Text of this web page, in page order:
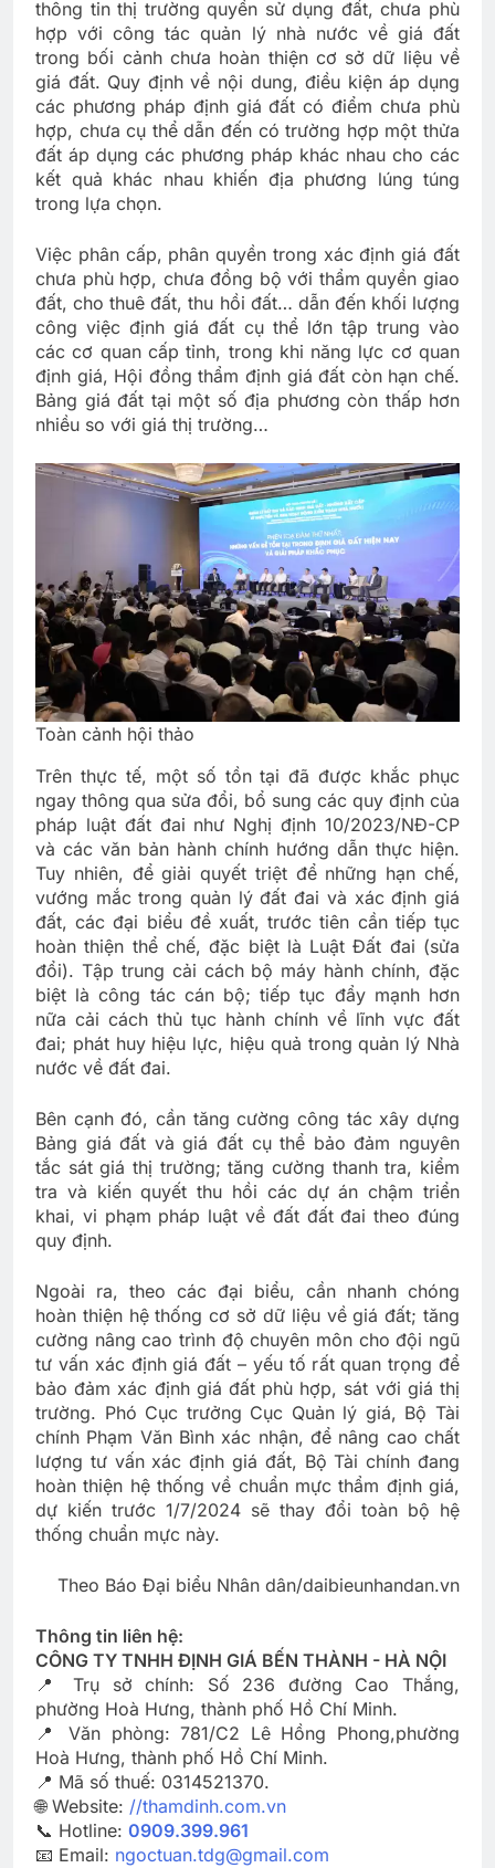
thông tin thị trường quyền sử dụng đất, chưa phù
hợp với công tác quản lý nhà nước về giá đất
trong bối cảnh chưa hoàn thiện cơ sở dữ liệu về
giá đất. Quy định về nội dung, điều kiện áp dụng
các phương pháp định giá đất có điểm chưa phù
hợp, chưa cụ thể dẫn đến có trường hợp một thửa
đất áp dụng các phương pháp khác nhau cho các
kết quả khác nhau khiến địa phương lúng túng
trong lựa chọn.
Việc phân cấp, phân quyền trong xác định giá đất
chưa phù hợp, chưa đồng bộ với thẩm quyền giao
đất, cho thuê đất, thu hồi đất… dẫn đến khối lượng
công việc định giá đất cụ thể lớn tập trung vào
các cơ quan cấp tỉnh, trong khi năng lực cơ quan
định giá, Hội đồng thẩm định giá đất còn hạn chế.
Bảng giá đất tại một số địa phương còn thấp hơn
nhiều so với giá thị trường…
Toàn cảnh hội thảo
Trên thực tế, một số tồn tại đã được khắc phục
ngay thông qua sửa đổi, bổ sung các quy định của
pháp luật đất đai như Nghị định 10/2023/NĐ-CP
và các văn bản hành chính hướng dẫn thực hiện.
Tuy nhiên, để giải quyết triệt để những hạn chế,
vướng mắc trong quản lý đất đai và xác định giá
đất, các đại biểu đề xuất, trước tiên cần tiếp tục
hoàn thiện thể chế, đặc biệt là Luật Đất đai (sửa
đổi). Tập trung cải cách bộ máy hành chính, đặc
biệt là công tác cán bộ; tiếp tục đẩy mạnh hơn
nữa cải cách thủ tục hành chính về lĩnh vực đất
đai; phát huy hiệu lực, hiệu quả trong quản lý Nhà
nước về đất đai.
Bên cạnh đó, cần tăng cường công tác xây dựng
Bảng giá đất và giá đất cụ thể bảo đảm nguyên
tắc sát giá thị trường; tăng cường thanh tra, kiểm
tra và kiến quyết thu hồi các dự án chậm triển
khai, vi phạm pháp luật về đất đất đai theo đúng
quy định.
Ngoài ra, theo các đại biểu, cần nhanh chóng
hoàn thiện hệ thống cơ sở dữ liệu về giá đất; tăng
cường nâng cao trình độ chuyên môn cho đội ngũ
tư vấn xác định giá đất – yếu tố rất quan trọng để
bảo đảm xác định giá đất phù hợp, sát với giá thị
trường. Phó Cục trưởng Cục Quản lý giá, Bộ Tài
chính Phạm Văn Bình xác nhận, để nâng cao chất
lượng tư vấn xác định giá đất, Bộ Tài chính đang
hoàn thiện hệ thống về chuẩn mực thẩm định giá,
dự kiến trước 1/7/2024 sẽ thay đổi toàn bộ hệ
thống chuẩn mực này.
Theo Báo Đại biểu Nhân dân/daibieunhandan.vn
Thông tin liên hệ:
CÔNG TY TNHH ĐỊNH GIÁ BẾN THÀNH - HÀ NỘI
📍 Trụ sở chính: Số 236 đường Cao Thắng,
phường Hoà Hưng, thành phố Hồ Chí Minh.
📍 Văn phòng: 781/C2 Lê Hồng Phong,phường
Hoà Hưng, thành phố Hồ Chí Minh.
📍 Mã số thuế: 0314521370.
🌐 Website: //thamdinh.com.vn
📞 Hotline: 0909.399.961
📧 Email: ngoctuan.tdg@gmail.com